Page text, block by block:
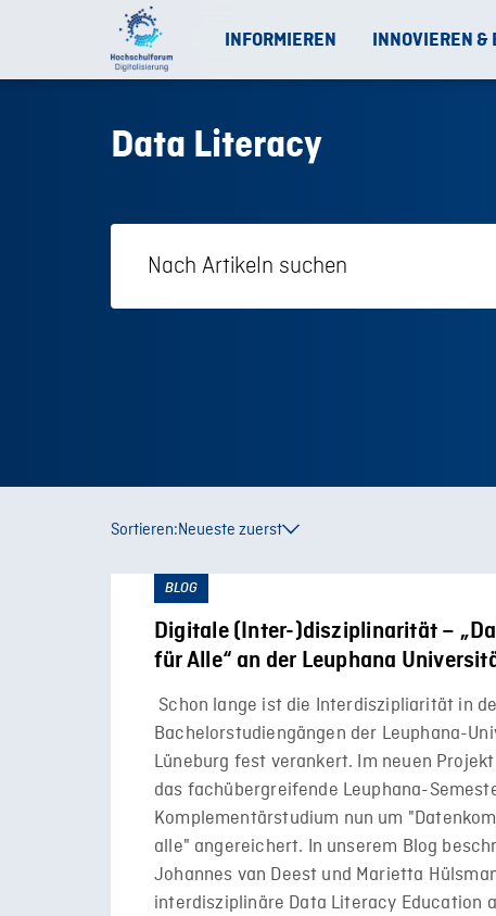
INFORMIEREN INNOVIEREN &
Data Literacy
Sortieren:Neueste zuerst
BLOG
Digitale (Inter-)disziplinarität –
für Alle“ an der Leuphana
Schon lange ist die Interdiszipliarität in
Bachelorstudiengängen der Leuphana-
Lüneburg fest verankert. Im neuen Projekt
das fachübergreifende Leuphana-
Komplementärstudium nun um
alle" angereichert. In unserem Blog
Johannes van Deest und Marietta
interdisziplinäre Data Literacy Education